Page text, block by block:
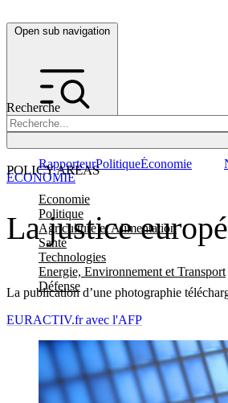
Open sub navigation
Recherche
POLICY AREAS
Economie
Politique
Agriculture et Alimentation
Santé
Technologies
Energie, Environnement et Transport
Défense
RapporteurPolitiqueÉconomie
La justice
La publication d’une photographie
ÉCONOMIE
EURACTIV.fr avec l'AFP